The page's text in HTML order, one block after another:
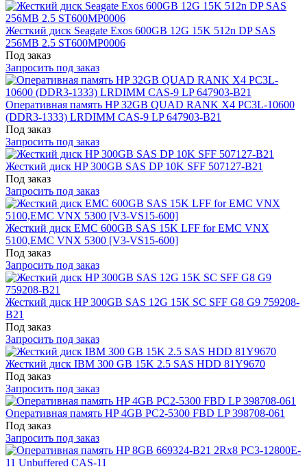
Жесткий диск Seagate Exos 600GB 12G 15K 512n DP SAS
256MB 2.5 ST600MP0006
Под заказ
Запросить под заказ
Оперативная память HP 32GB QUAD RANK X4 PC3L-10600
(DDR3-1333) LRDIMM CAS-9 LP 647903-B21
Под заказ
Запросить под заказ
Жесткий диск HP 300GB SAS DP 10K SFF 507127-B21
Под заказ
Запросить под заказ
Жесткий диск EMC 600GB SAS 15K LFF for EMC VNX
5100,EMC VNX 5300 [V3-VS15-600]
Под заказ
Запросить под заказ
Жесткий диск HP 300GB SAS 12G 15K SC SFF G8 G9 759208-
B21
Под заказ
Запросить под заказ
Жесткий диск IBM 300 GB 15K 2.5 SAS HDD 81Y9670
Под заказ
Запросить под заказ
Оперативная память HP 4GB PC2-5300 FBD LP 398708-061
Под заказ
Запросить под заказ